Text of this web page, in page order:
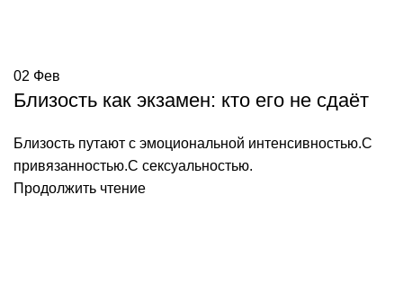
02 Фев
Близость как экзамен: кто его не сдаёт
Близость путают с эмоциональной интенсивностью.С
привязанностью.С сексуальностью.
Продолжить чтение